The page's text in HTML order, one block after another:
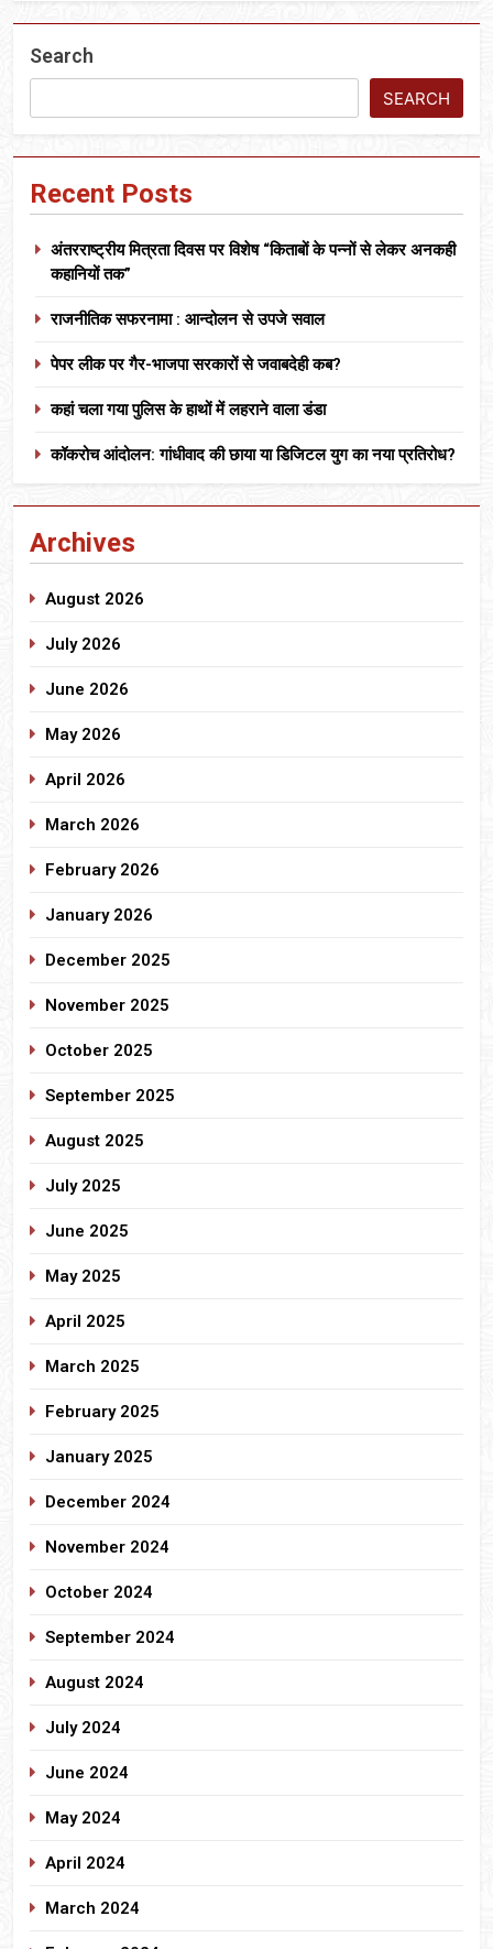
Search
SEARCH
Recent Posts
अंतरराष्ट्रीय मित्रता दिवस पर विशेष “किताबों के पन्नों से लेकर अनकही
कहानियों तक”
राजनीतिक सफरनामा : आन्दोलन से उपजे सवाल
पेपर लीक पर गैर-भाजपा सरकारों से जवाबदेही कब?
कहां चला गया पुलिस के हाथों में लहराने वाला डंडा
कॉकरोच आंदोलन: गांधीवाद की छाया या डिजिटल युग का नया प्रतिरोध?
Archives
August 2026
July 2026
June 2026
May 2026
April 2026
March 2026
February 2026
January 2026
December 2025
November 2025
October 2025
September 2025
August 2025
July 2025
June 2025
May 2025
April 2025
March 2025
February 2025
January 2025
December 2024
November 2024
October 2024
September 2024
August 2024
July 2024
June 2024
May 2024
April 2024
March 2024